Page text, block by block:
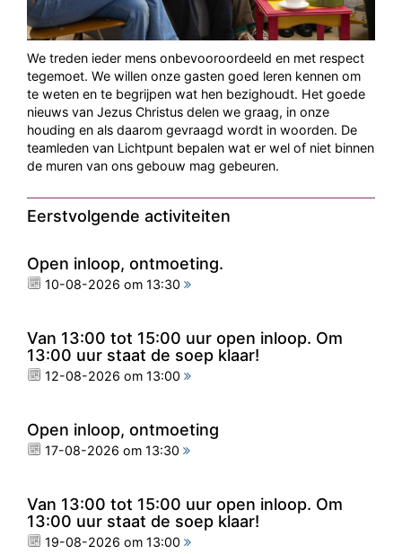
We treden ieder mens onbevooroordeeld en met respect
tegemoet. We willen onze gasten goed leren kennen om
te weten en te begrijpen wat hen bezighoudt. Het goede
nieuws van Jezus Christus delen we graag, in onze
houding en als daarom gevraagd wordt in woorden. De
teamleden van Lichtpunt bepalen wat er wel of niet binnen
de muren van ons gebouw mag gebeuren.
Eerstvolgende activiteiten
Open inloop, ontmoeting.
10-08-2026 om 13:30
Van 13:00 tot 15:00 uur open inloop. Om
13:00 uur staat de soep klaar!
12-08-2026 om 13:00
Open inloop, ontmoeting
17-08-2026 om 13:30
Van 13:00 tot 15:00 uur open inloop. Om
13:00 uur staat de soep klaar!
19-08-2026 om 13:00